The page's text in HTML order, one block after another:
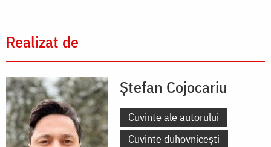
Realizat de
Ștefan Cojocariu
Cuvinte ale autorului
Cuvinte duhovnicești